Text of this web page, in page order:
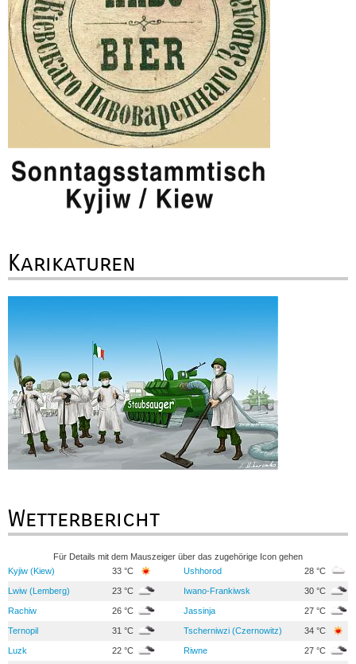
Karikaturen
Wetterbericht
Für Details mit dem Mauszeiger über das zugehörige Icon gehen
Kyjiw (Kiew)
33 °C Ushhorod 28 °C
Lwiw (Lemberg) 23 °C Iwano-Frankiwsk 30 °C
Rachiw 26 °C Jassinja 27 °C
Ternopil 31 °C Tscherniwzi (Czernowitz) 34 °C
Luzk 22 °C Riwne 27 °C